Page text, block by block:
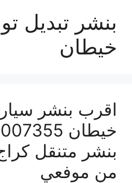
بنشر تبديل
خيطان
اقرب بنشر
بنشر متنقل
من موفعي